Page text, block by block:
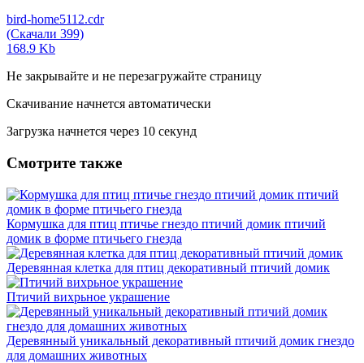
bird-home5112.cdr
(Скачали 399)
168.9 Kb
Не закрывайте и не перезагружайте страницу
Скачивание начнется автоматически
Загрузка начнется через 10 секунд
Смотрите также
Кормушка для птиц птичье гнездо птичий домик птичий
домик в форме птичьего гнезда
Деревянная клетка для птиц декоративный птичий домик
Птичий вихрьное украшение
Деревянный уникальный декоративный птичий домик гнездо
для домашних животных